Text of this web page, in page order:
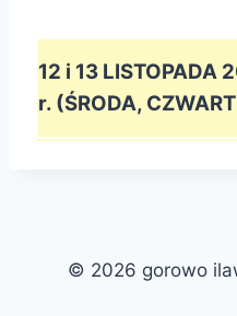
12 i 13 LISTOPADA
r. (ŚRODA,
© 2026 gorowo